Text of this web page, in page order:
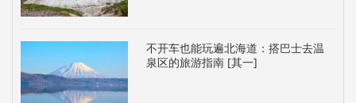
不开车也能玩遍北海道：搭巴士去温
泉区的旅游指南 [其一]